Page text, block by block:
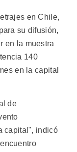
en Chile,
su difusión,
en la muestra
140
en la capital
de
capital", indicó